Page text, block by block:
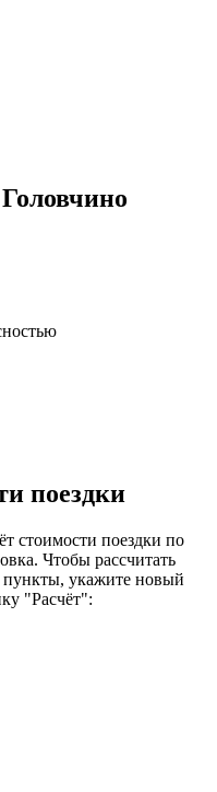
Головчино
поездки
стоимости поездки по
Чтобы рассчитать
пункты, укажите новый
"Расчёт":